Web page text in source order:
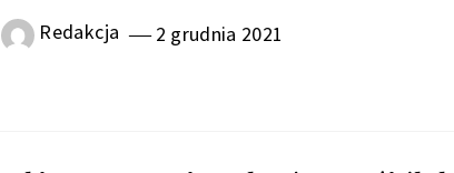
Redakcja 2 grudnia 2021